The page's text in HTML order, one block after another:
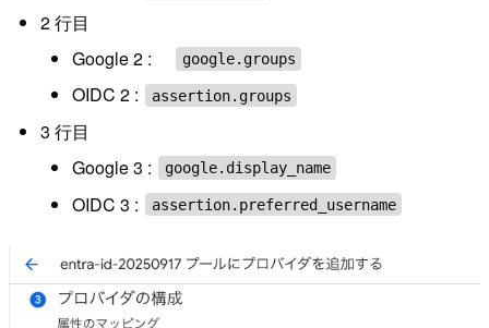
2 行目
Google 2 :
google.groups
OIDC 2 : assertion.groups
3 行目
Google 3 :
google.display_name
OIDC 3 : assertion.preferred_username